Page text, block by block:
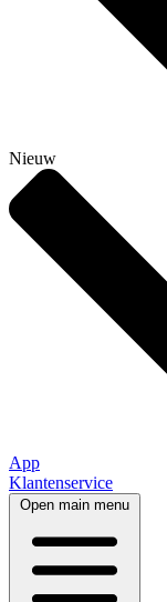
Nieuw
App
Klantenservice
Open main menu